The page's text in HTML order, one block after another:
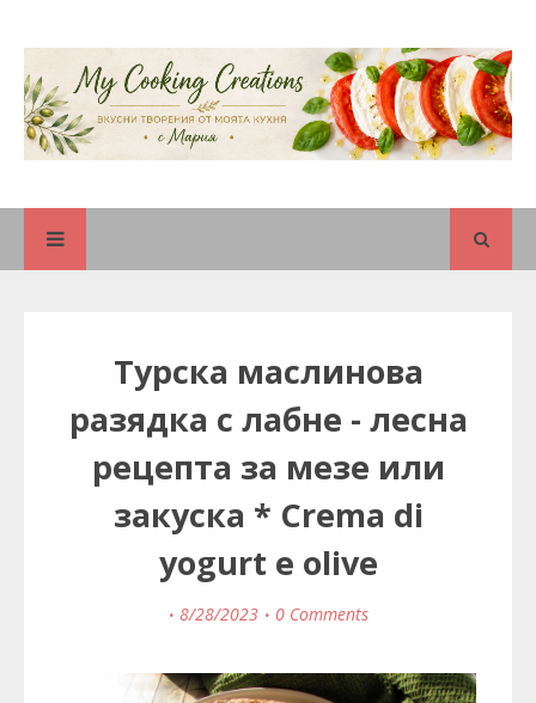
Турска маслинова
разядка с лабне - лесна
рецепта за мезе или
закуска * Crema di
yogurt e olive
8/28/2023 0 Comments